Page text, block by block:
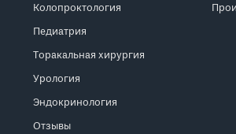
Колопроктология
Педиатрия
Торакальная хирургия
Урология
Эндокринология
Отзывы